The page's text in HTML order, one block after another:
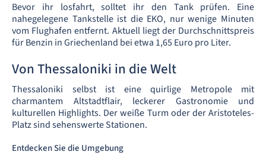
Bevor ihr losfahrt, solltet ihr den Tank prüfen. Eine
nahegelegene Tankstelle ist die EKO, nur wenige Minuten
vom Flughafen entfernt. Aktuell liegt der Durchschnittspreis
für Benzin in Griechenland bei etwa 1,65 Euro pro Liter.
Von Thessaloniki in die Welt
Thessaloniki selbst ist eine quirlige Metropole mit
charmantem Altstadtflair, leckerer Gastronomie und
kulturellen Highlights. Der weiße Turm oder der Aristoteles-
Platz sind sehenswerte Stationen.
Entdecken Sie die Umgebung